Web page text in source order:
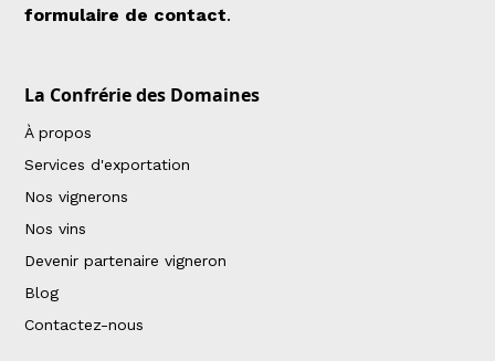
formulaire de contact.
La Confrérie des Domaines
À propos
Services d'exportation
Nos vignerons
Nos vins
Devenir partenaire vigneron
Blog
Contactez-nous